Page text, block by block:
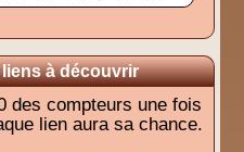
liens à découvrir
des compteurs une fois
lien aura sa chance.